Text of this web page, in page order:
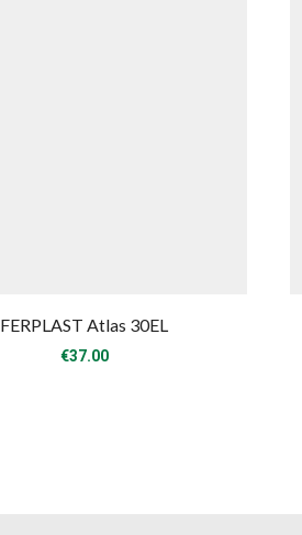
FERPLAST Atlas 30EL
€37.00